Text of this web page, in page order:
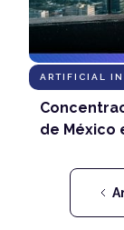
ARTIFICIAL
de México